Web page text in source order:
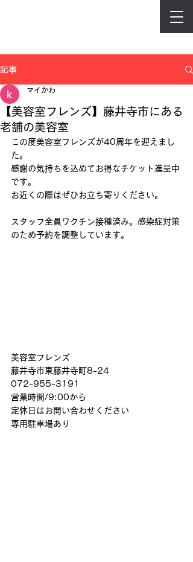
記事
【美容室フレンズ】藤井寺市にある
老舗の美容室
マイかわ
この度美容室フレンズが40周年を迎えまし
た。
感謝の気持ちを込めてお得なチケット進呈中
です。
お近くの際はぜひお立ち寄りください。
スタッフ全員ワクチン接種済み。感染症対策
のため予約を調整しています。
美容室フレンズ
藤井寺市東藤井寺町8-24
072-955-3191
営業時間/9:00から
定休日はお問い合わせください
専用駐車場あり